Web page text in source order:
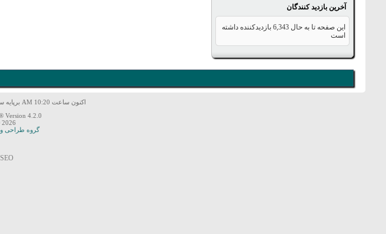
آخرین بازدید کنندگان
این صفحه تا به حال 6,343 بازدیدکننده داشته
است
اکنون ساعت 10:20 AM برپایه ساعت جهانی (GMT - گرینویچ) می باشد.
Version 4.2.0
گروه طراحی و